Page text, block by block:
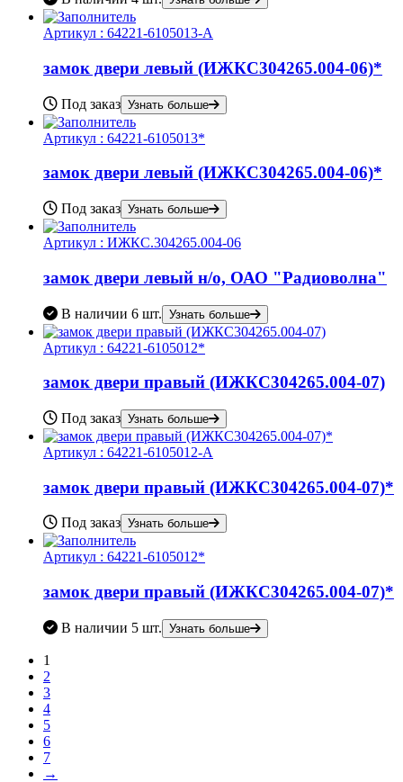
Артикул : 64221-6105013-А
замок двери левый (ИЖКС304265.004-06)*
Под заказ Узнать больше
Артикул : 64221-6105013*
замок двери левый (ИЖКС304265.004-06)*
Под заказ Узнать больше
Артикул : ИЖКС.304265.004-06
замок двери левый н/о, ОАО "Радиоволна"
В наличии 6 шт. Узнать больше
Артикул : 64221-6105012*
замок двери правый (ИЖКС304265.004-07)
Под заказ Узнать больше
Артикул : 64221-6105012-А
замок двери правый (ИЖКС304265.004-07)*
Под заказ Узнать больше
Артикул : 64221-6105012*
замок двери правый (ИЖКС304265.004-07)*
В наличии 5 шт. Узнать больше
1
2
3
4
5
6
7
→